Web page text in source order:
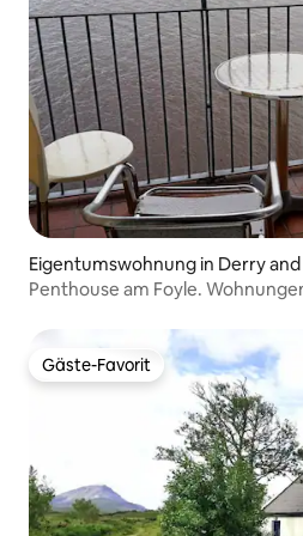
Eigentumswohnung in Derry
Penthouse am Foyle.
Gäste-Favorit
Gäste-Favorit